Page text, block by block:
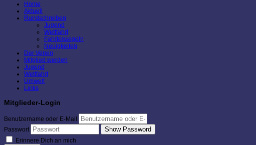
Home
Aktuell
Rundschreiben
Jugend
Wettfahrt
Fahrtensegeln
Neuigkeiten
Der Verein
Mitglied werden
Jugend
Wettfahrt
Umwelt
Links
Mitglieder-Login
Benutzername oder E-Mail
Passwort
Show Password
Erinnere Dich an mich